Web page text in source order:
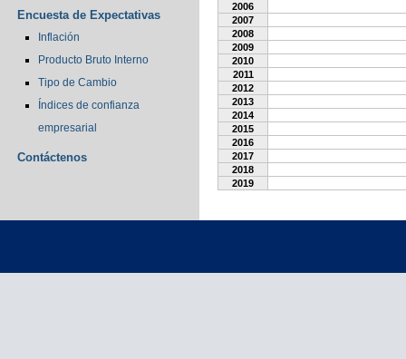
Encuesta de Expectativas
Inflación
Producto Bruto Interno
Tipo de Cambio
Índices de confianza
empresarial
Contáctenos
2006
2007
2008
2009
2010
2011
2012
2013
2014
2015
2016
2017
2018
2019